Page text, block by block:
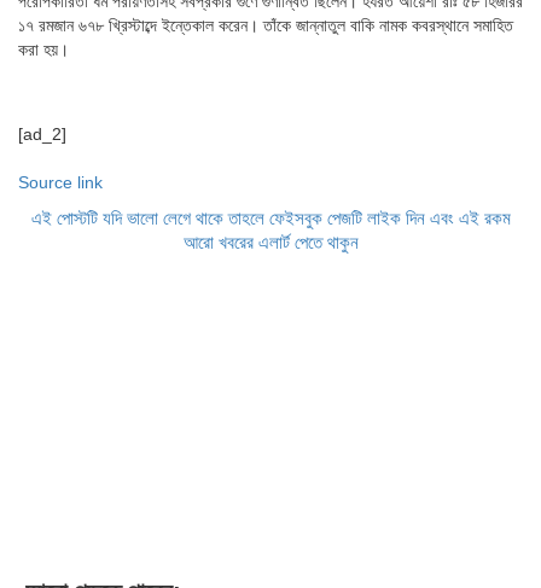
১৭ রমজান ৬৭৮ খ্রিস্টাব্দে ইন্তেকাল করেন। তাঁকে জান্নাতুল বাকি নামক কবরস্থানে সমাহিত
করা হয়।
[ad_2]
Source link
এই পোস্টটি যদি ভালো লেগে থাকে তাহলে ফেইসবুক পেজটি লাইক দিন এবং এই রকম
আরো খবরের এলার্ট পেতে থাকুন